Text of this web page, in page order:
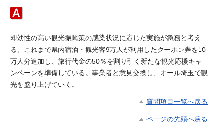
即効性の高い観光振興策の感染状況に応じた実施が急務と考え
る。これまで県内宿泊・観光客9万人が利用したクーポン券を10
万人分追加し、旅行代金の50％を割り引く新たな観光応援キャ
ンペーンを準備している。事業者と意見交換し、オール埼玉で観
光を盛り上げていく。
質問項目一覧へ戻る
ページの先頭へ戻る